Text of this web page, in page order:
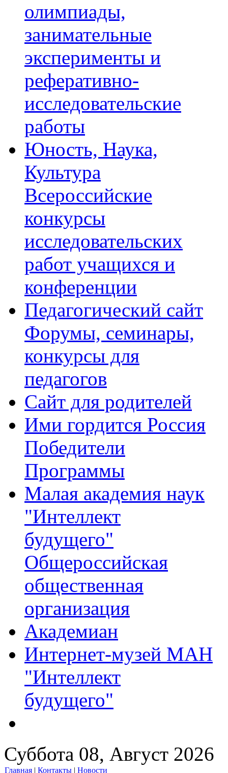
олимпиады,
занимательные
эксперименты и
реферативно-
исследовательские
работы
Юность, Наука,
Культура
Всероссийские
конкурсы
исследовательских
работ учащихся и
конференции
Педагогический сайт
Форумы, семинары,
конкурсы для
педагогов
Сайт для родителей
Ими гордится Россия
Победители
Программы
Малая академия наук
"Интеллект
будущего"
Общероссийская
общественная
организация
Академиан
Интернет-музей МАН
"Интеллект
будущего"
Суббота 08, Август 2026
Главная | Контакты | Новости